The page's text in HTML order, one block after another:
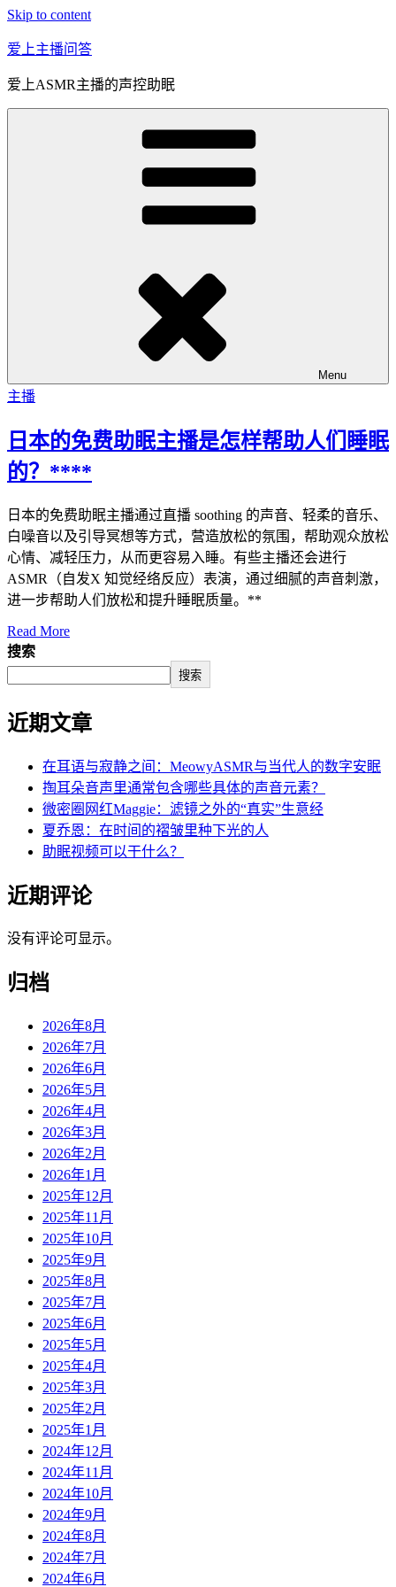
Skip to content
爱上主播问答
爱上ASMR主播的声控助眠
Menu
主播
日本的免费助眠主播是怎样帮助人们睡眠
的？****
日本的免费助眠主播通过直播 soothing 的声音、轻柔的音乐、
白噪音以及引导冥想等方式，营造放松的氛围，帮助观众放松
心情、减轻压力，从而更容易入睡。有些主播还会进行
ASMR（自发X 知觉经络反应）表演，通过细腻的声音刺激，
进一步帮助人们放松和提升睡眠质量。**
Read More
搜索
搜索
近期文章
在耳语与寂静之间：MeowyASMR与当代人的数字安眠
掏耳朵音声里通常包含哪些具体的声音元素？
微密圈网红Maggie：滤镜之外的“真实”生意经
夏乔恩：在时间的褶皱里种下光的人
助眠视频可以干什么？
近期评论
没有评论可显示。
归档
2026年8月
2026年7月
2026年6月
2026年5月
2026年4月
2026年3月
2026年2月
2026年1月
2025年12月
2025年11月
2025年10月
2025年9月
2025年8月
2025年7月
2025年6月
2025年5月
2025年4月
2025年3月
2025年2月
2025年1月
2024年12月
2024年11月
2024年10月
2024年9月
2024年8月
2024年7月
2024年6月